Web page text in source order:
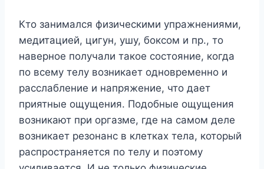
Кто занимался физическими упражнениями,
медитацией, цигун, ушу, боксом и пр., то
наверное получали такое состояние, когда
по всему телу возникает одновременно и
расслабление и напряжение, что дает
приятные ощущения. Подобные ощущения
возникают при оргазме, где на самом деле
возникает резонанс в клетках тела, который
распространяется по телу и поэтому